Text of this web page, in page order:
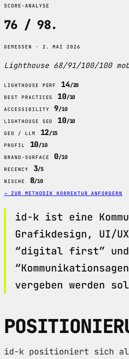
SCORE-ANALYSE
76 / 98.
GEMESSEN · 2. MAI 2026
Lighthouse 68/91/100/100
LIGHTHOUSE PERF 14/20
BEST PRACTICES 10/10
ACCESSIBILITY 9/10
LIGHTHOUSE SEO 10/10
GEO / LLM 12/15
PROFIL 10/10
BRAND-SURFACE 0/10
RECENCY 3/5
NISCHE 8/10
→ ZUR METHODIK KORREKTUR ANFORDERN
id-k ist eine
Grafikdesign, UI/
“digital first” und
vergeben werden
id-k positioniert sich als